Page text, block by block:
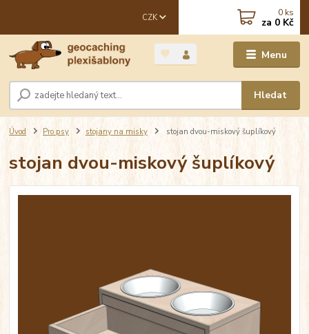
Menu
CZK
Hledat
0 ks
za 0 Kč
Úvod Pro psy stojany na misky stojan dvou-miskový šuplíkový
stojan dvou-miskový šuplíkový